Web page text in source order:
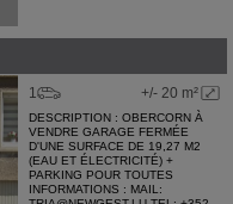
+/- 20 m²
1
DESCRIPTION : OBERCORN À
VENDRE GARAGE FERMÉE
D'UNE SURFACE DE 19,27 M2
(EAU ET ÉLECTRICITÉ) +
PARKING POUR TOUTES
INFORMATIONS : MAIL: